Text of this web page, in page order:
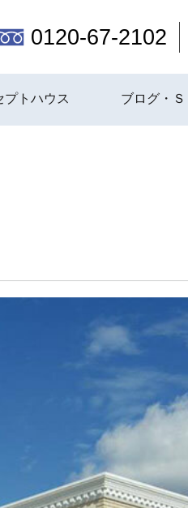
0120-67-2102
プトハウス ブログ・Ｓ